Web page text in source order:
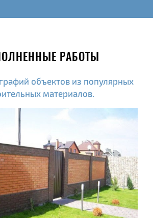
РАБОТЫ
объектов из популярных
материалов.